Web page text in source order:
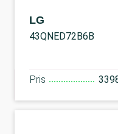
LG
43QNED72B6B
Pris